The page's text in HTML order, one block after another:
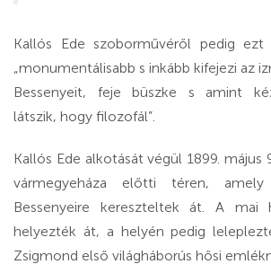
Kallós Ede szoborművéről pedig
„monumentálisabb s inkább kifejezi az
Bessenyeit, feje büszke s amint
látszik, hogy filozofál”.
Kallós Ede alkotását végül 1899.
vármegyeháza előtti téren,
Bessenyeire kereszteltek át. A mai
helyezték át, a helyén pedig
Zsigmond első világháborús hősi